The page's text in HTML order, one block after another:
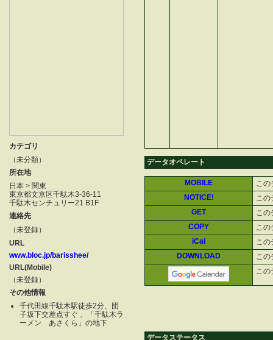
カテゴリ
（未分類）
所在地
日本 > 関東
東京都文京区千駄木3-36-11
千駄木センチュリー21 B1F
連絡先
（未登録）
URL
www.bloc.jp/barisshee/
URL(Mobile)
（未登録）
その他情報
千代田線千駄木駅徒歩2分、団
子坂下交差点すぐ 、「千駄木ラ
ーメン あさくら」の地下
データオペレート
MOBILE
この
NOTICE!
この
GET
この
COPY
この
iCal
この
DOWNLOAD
この
この
データステータス